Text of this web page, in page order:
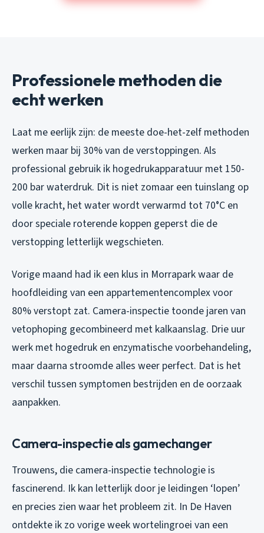
Professionele methoden die
echt werken
Laat me eerlijk zijn: de meeste doe-het-zelf methoden
werken maar bij 30% van de verstoppingen. Als
professional gebruik ik hogedrukapparatuur met 150-
200 bar waterdruk. Dit is niet zomaar een tuinslang op
volle kracht, het water wordt verwarmd tot 70°C en
door speciale roterende koppen geperst die de
verstopping letterlijk wegschieten.
Vorige maand had ik een klus in Morrapark waar de
hoofdleiding van een appartementencomplex voor
80% verstopt zat. Camera-inspectie toonde jaren van
vetophoping gecombineerd met kalkaanslag. Drie uur
werk met hogedruk en enzymatische voorbehandeling,
maar daarna stroomde alles weer perfect. Dat is het
verschil tussen symptomen bestrijden en de oorzaak
aanpakken.
Camera-inspectie als gamechanger
Trouwens, die camera-inspectie technologie is
fascinerend. Ik kan letterlijk door je leidingen ‘lopen’
en precies zien waar het probleem zit. In De Haven
ontdekte ik zo vorige week wortelingroei van een